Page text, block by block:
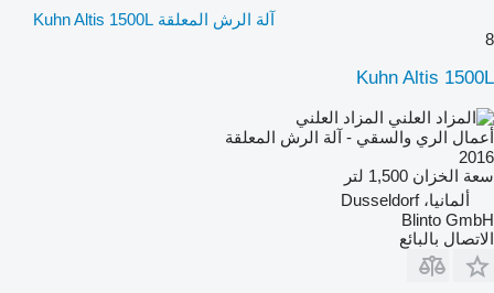
آلة الرش المعلقة Kuhn Altis 1500L
8
Kuhn Altis 1500L
المزاد العلني
أعمال الري والسقي - آلة الرش المعلقة
2016
سعة الخزان 1,500 لتر
ألمانيا، Dusseldorf
Blinto GmbH
الاتصال بالبائع